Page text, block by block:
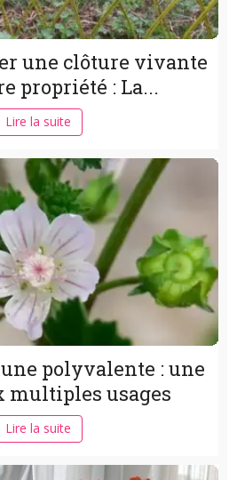
une clôture vivante
propriété : La...
Lire la suite
polyvalente : une
multiples usages
Lire la suite